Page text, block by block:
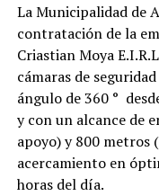
La Municipalidad de
contratación de la
Criastian Moya
cámaras de
ángulo de 360 °
y con un alcance de
apoyo) y 800 metros
acercamiento en
horas del día.